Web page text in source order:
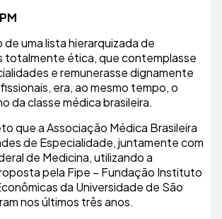
de uma lista hierarquizada de
totalmente ética, que contemplasse
e remunerasse dignamente
era, ao mesmo tempo, o
da classe médica brasileira.
que a Associação Médica Brasileira
de Especialidade, juntamente com
de Medicina, utilizando a
pela Fipe – Fundação Instituto
da Universidade de São
nos últimos três anos.